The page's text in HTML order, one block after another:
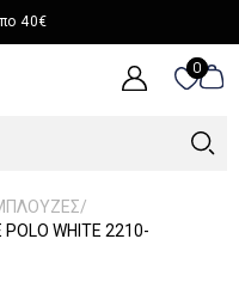
40€
0
0
/
POLO WHITE 2210-